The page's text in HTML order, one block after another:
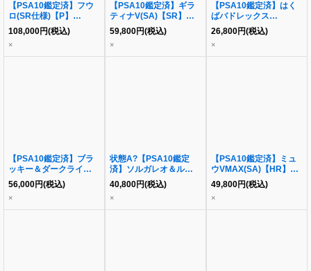
【PSA10鑑定済】フウ
ロ(SR仕様)【P】
{164/XY-P} [XY]
108,000円(税込)
×
【PSA10鑑定済】ギラ
ティナV(SA)【SR】
{111/100} [S11]
59,800円(税込)
×
【PSA10鑑定済】はく
ばバドレックス
VMAX(SA)【HR】
{085/070} [S6H]
26,800円(税込)
×
【PSA10鑑定済】ブラ
ッキー＆ダークライ
GX(SA)【SR】
{182/173} [sm12a]
56,000円(税込)
×
状態A?【PSA10鑑定
済】ソルガレオ＆ルナア
ーラGX(SA)【SR】
{063/049} [sm11b]
40,800円(税込)
×
【PSA10鑑定済】ミュ
ウVMAX(SA)【HR】
{119/100} [S8]
49,800円(税込)
×